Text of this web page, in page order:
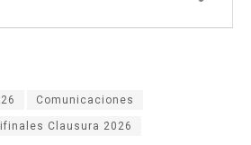
Comunicaciones
Clausura 2026